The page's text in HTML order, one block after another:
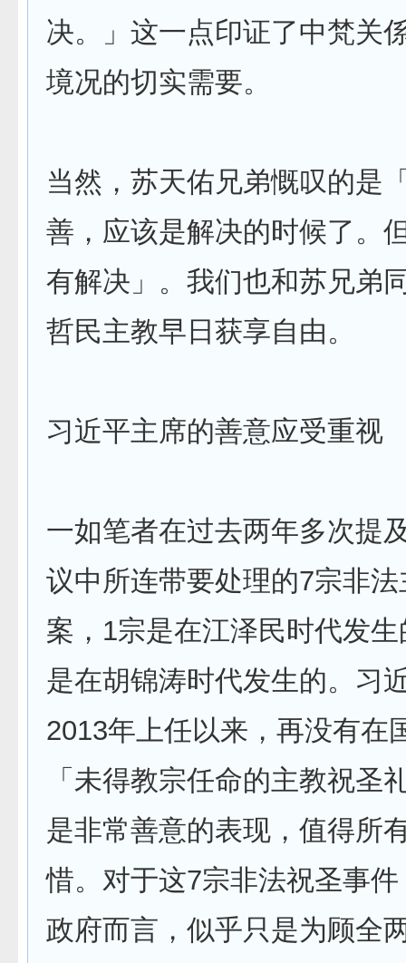
决。」这一点印证了中梵关
境况的切实需要。
当然，苏天佑兄弟慨叹的是
善，应该是解决的时候了。
有解决」。我们也和苏兄弟
哲民主教早日获享自由。
习近平主席的善意应受重视
一如笔者在过去两年多次提
议中所连带要处理的7宗非
案，1宗是在江泽民时代发
是在胡锦涛时代发生的。习
2013年上任以来，再没有在
「未得教宗任命的主教祝圣
是非常善意的表现，值得所
惜。对于这7宗非法祝圣事
政府而言，似乎只是为顾全